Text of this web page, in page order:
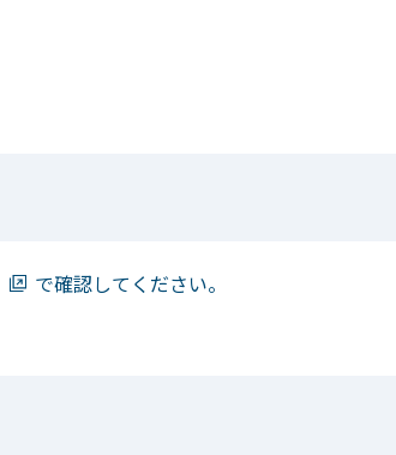
で確認してください。